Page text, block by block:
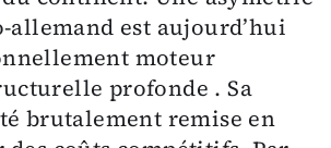
est aujourd’hui
moteur
profonde . Sa
brutalement remise en